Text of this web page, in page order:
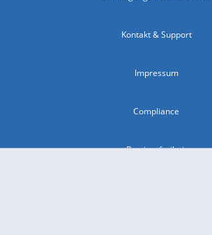
Kontakt & Support
Impressum
Compliance
Barrierefreiheit